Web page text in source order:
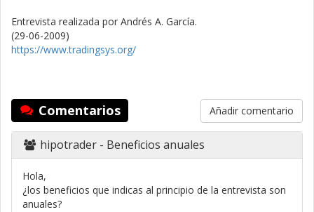
Entrevista realizada por Andrés A. García.
(29-06-2009)
https://www.tradingsys.org/
Comentarios Añadir comentario
hipotrader- Beneficios anuales
Hola,
¿los beneficios que indicas al principio de la entrevista son
anuales?